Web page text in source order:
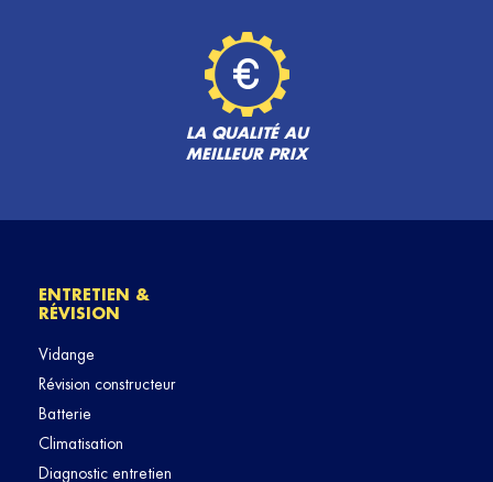
LA QUALITÉ AU
MEILLEUR PRIX
ENTRETIEN &
RÉVISION
Vidange
Révision constructeur
Batterie
Climatisation
Diagnostic entretien